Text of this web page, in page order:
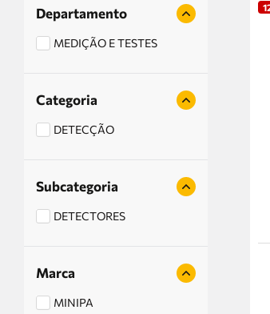
Departamento
MEDIÇÃO E TESTES
Categoria
DETECÇÃO
Subcategoria
DETECTORES
Marca
MINIPA